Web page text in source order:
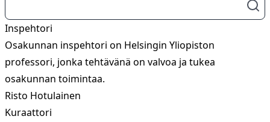
Inspehtori
Osakunnan inspehtori on Helsingin Yliopiston
professori, jonka tehtävänä on valvoa ja tukea
osakunnan toimintaa.
Risto Hotulainen
Kuraattori